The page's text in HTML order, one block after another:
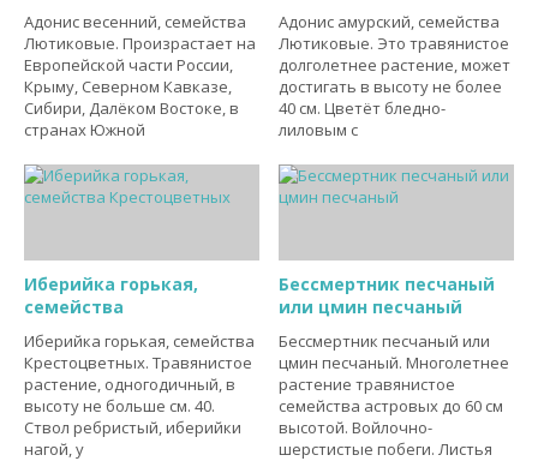
Адонис весенний, семейства
Лютиковые. Произрастает на
Европейской части России,
Крыму, Северном Кавказе,
Сибири, Далёком Востоке, в
странах Южной
Адонис амурский, семейства
Лютиковые. Это травянистое
долголетнее растение, может
достигать в высоту не более
40 см. Цветёт бледно-
лиловым с
Иберийка горькая,
семейства
Иберийка горькая, семейства
Крестоцветных. Травянистое
растение, одногодичный, в
высоту не больше см. 40.
Ствол ребристый, иберийки
нагой, у
Бессмертник песчаный
или цмин песчаный
Бессмертник песчаный или
цмин песчаный. Многолетнее
растение травянистое
семейства астровых до 60 см
высотой. Войлочно-
шерстистые побеги. Листья